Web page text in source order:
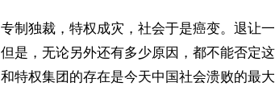
专制独裁，特权成灾，社会于是癌变。退让
但是，无论另外还有多少原因，都不能否定
和特权集团的存在是今天中国社会溃败的最大